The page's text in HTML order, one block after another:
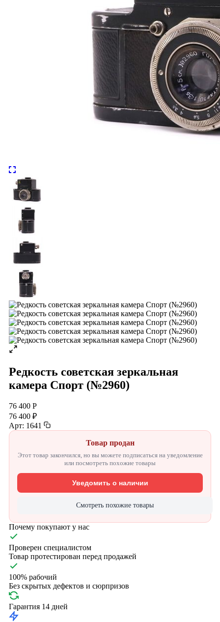
Редкость советская зеркальная
камера Спорт (№2960)
76 400 Р
76 400 ₽
Арт: 1641
Товар продан
Этот товар закончился, но вы можете подписаться на уведомление
или посмотреть похожие товары
Уведомить о наличии
Смотреть похожие товары
Почему покупают у нас
Проверен специалистом
Товар протестирован перед продажей
100% рабочий
Без скрытых дефектов и сюрпризов
Гарантия 14 дней